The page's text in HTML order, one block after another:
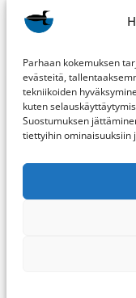
Parhaan kokemuksen
evästeitä,
tekniikoiden
kuten
Suostumuksen
tiettyihin ominaisuuksiin